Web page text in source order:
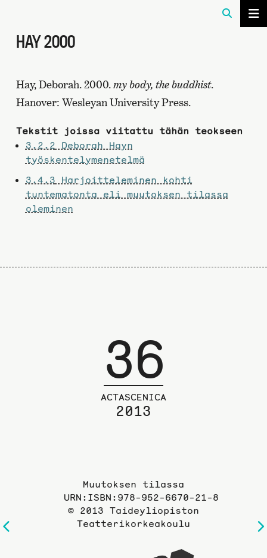
HAY 2000
Hay, Deborah. 2000.my body, the buddhist.
Hanover: Wesleyan University Press.
Tekstit joissa viitattu tähän teokseen
3.2.2 Deborah Hayn
työskentelymenetelmä
3.4.3 Harjoitteleminen kohti
tuntematonta eli muutoksen tilassa
oleminen
36
ACTASCENICA
2013
Muutoksen tilassa
URN:ISBN:978-952-6670-21-8
© 2013 Taideyliopiston
Teatterikorkeakoulu